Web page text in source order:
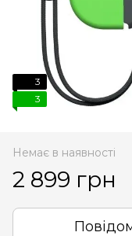
3
3
Немає в наявності
2 899 грн